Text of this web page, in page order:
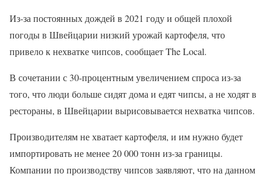
Из-за постоянных дождей в 2021 году и общей плохой
погоды в Швейцарии низкий урожай картофеля, что
привело к нехватке чипсов, сообщает The Local.
В сочетании с 30-процентным увеличением спроса из-за
того, что люди больше сидят дома и едят чипсы, а не ходят в
рестораны, в Швейцарии вырисовывается нехватка чипсов.
Производителям не хватает картофеля, и им нужно будет
импортировать не менее 20 000 тонн из-за границы.
Компании по производству чипсов заявляют, что на данном